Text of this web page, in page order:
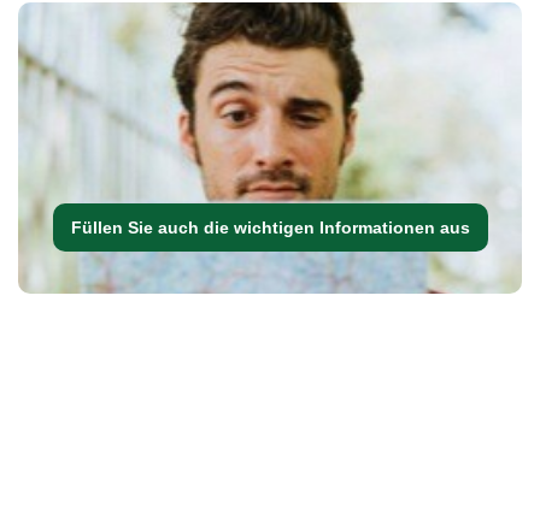
Füllen Sie auch die wichtigen Informationen aus